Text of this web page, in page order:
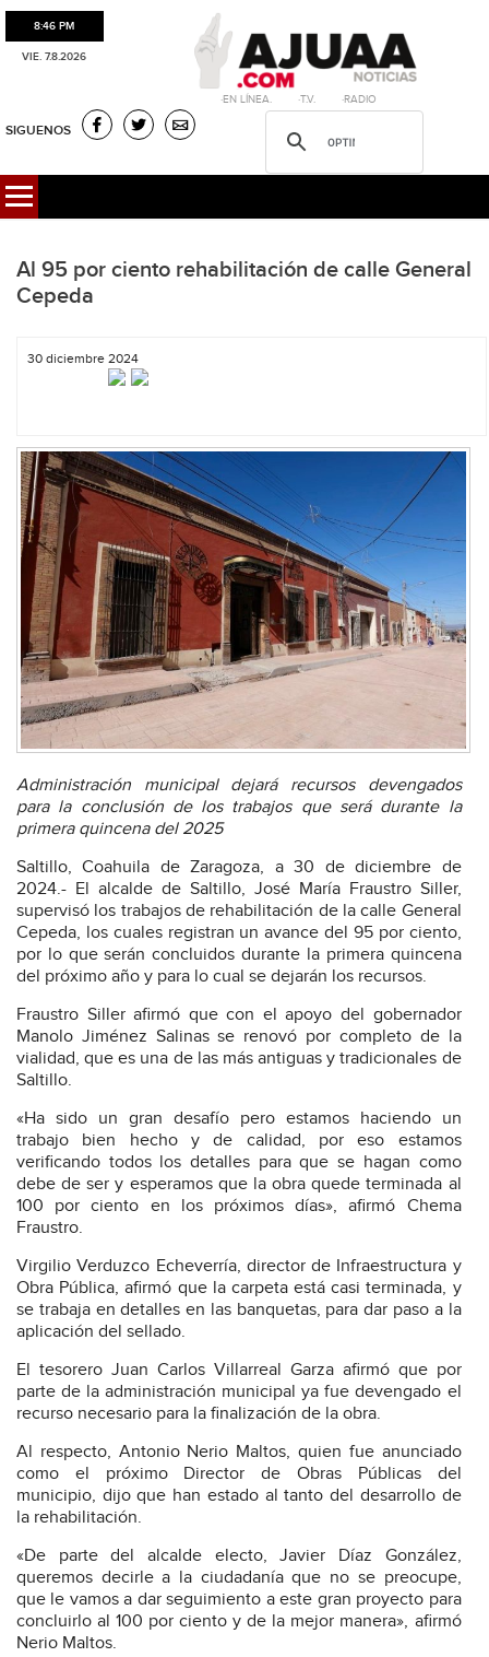
8:46 PM
VIE. 7.8.2026
·EN LÍNEA. ·T.V. ·RADIO
SIGUENOS
Al 95 por ciento rehabilitación de calle General
Cepeda
30 diciembre 2024
Administración municipal dejará recursos devengados
para la conclusión de los trabajos que será durante la
primera quincena del 2025
Saltillo, Coahuila de Zaragoza, a 30 de diciembre de
2024.- El alcalde de Saltillo, José María Fraustro Siller,
supervisó los trabajos de rehabilitación de la calle General
Cepeda, los cuales registran un avance del 95 por ciento,
por lo que serán concluidos durante la primera quincena
del próximo año y para lo cual se dejarán los recursos.
Fraustro Siller afirmó que con el apoyo del gobernador
Manolo Jiménez Salinas se renovó por completo de la
vialidad, que es una de las más antiguas y tradicionales de
Saltillo.
«Ha sido un gran desafío pero estamos haciendo un
trabajo bien hecho y de calidad, por eso estamos
verificando todos los detalles para que se hagan como
debe de ser y esperamos que la obra quede terminada al
100 por ciento en los próximos días», afirmó Chema
Fraustro.
Virgilio Verduzco Echeverría, director de Infraestructura y
Obra Pública, afirmó que la carpeta está casi terminada, y
se trabaja en detalles en las banquetas, para dar paso a la
aplicación del sellado.
El tesorero Juan Carlos Villarreal Garza afirmó que por
parte de la administración municipal ya fue devengado el
recurso necesario para la finalización de la obra.
Al respecto, Antonio Nerio Maltos, quien fue anunciado
como el próximo Director de Obras Públicas del
municipio, dijo que han estado al tanto del desarrollo de
la rehabilitación.
«De parte del alcalde electo, Javier Díaz González,
queremos decirle a la ciudadanía que no se preocupe,
que le vamos a dar seguimiento a este gran proyecto para
concluirlo al 100 por ciento y de la mejor manera», afirmó
Nerio Maltos.